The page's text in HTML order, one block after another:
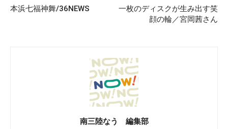
本浜七福神舞/36NEWS
一枚のディスクが生み出す笑
顔の輪／宮岡茜さん
南三陸なう 編集部